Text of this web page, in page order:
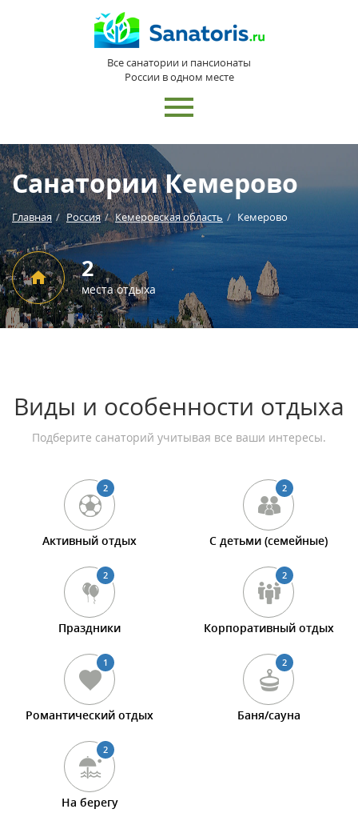
Все санатории и пансионаты
России в одном месте
Санатории Кемерово
Главная Россия Кемеровская область Кемерово
2
места отдыха
Виды и особенности отдыха
Подберите санаторий учитывая все ваши интересы.
2
Активный отдых
2
С детьми (семейные)
2
Праздники
2
Корпоративный отдых
1
Романтический отдых
2
Баня/сауна
2
На берегу